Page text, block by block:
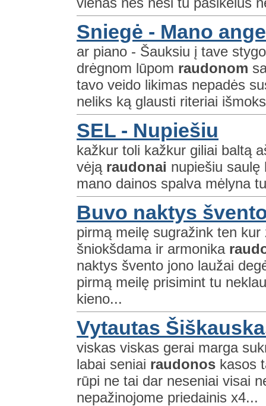
Sniegė - Mano
ar piano - Šauksiu į tave
drėgnom lūpom raudonom
tavo veido likimas nepadės
neliks ką glausti riteriai
SEL - Nupiešiu
kažkur toli kažkur giliai baltą
vėją raudonai nupiešiu saulę
mano dainos spalva mėlyna
Buvo naktys
pirmą meilę sugražink ten
šniokšdama ir armonika
naktys švento jono laužai
pirmą meilę prisimint tu
kieno...
Vytautas
viskas viskas gerai marga
labai seniai raudonos kasos
rūpi ne tai dar neseniai visai
nepažinojome priedainis x4...